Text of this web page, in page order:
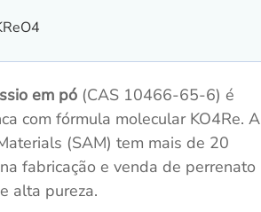
em pó(CAS 10466-65-6) é
com fórmula molecular KO4Re. A
(SAM) tem mais de 20
fabricação e venda de perrenato
alta pureza.